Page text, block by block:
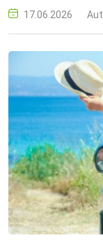
naozaj dôvod spustiť
zabezpečenie auta,
skla, senzory
kolies, katalyzátor,
výstražné svetlá,
ovládanie,
ovládania, GPS
mobilu, imobilizér,
parkovanie,
ochrana
17.06.2026